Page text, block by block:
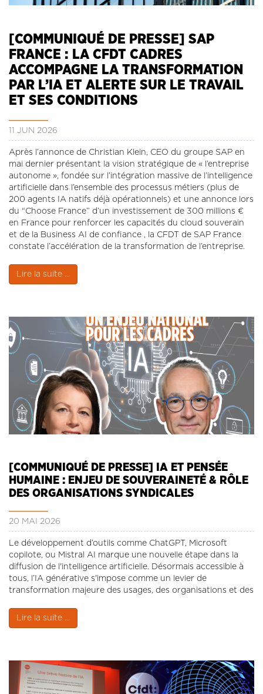
LE CREFAC
L’OBSERVATOIRE DES CADRES
[COMMUNIQUÉ DE PRESSE] SAP
FRANCE : LA CFDT CADRES
ACCOMPAGNE LA TRANSFORMATION
PAR L’IA ET ALERTE SUR LE TRAVAIL
ET SES CONDITIONS
11 JUN 2026
Après l’annonce de Christian Klein, CEO du groupe SAP en
mai dernier présentant la vision stratégique de « l’entreprise
autonome », fondée sur l’intégration massive de l’intelligence
artificielle dans l’ensemble des processus métiers (plus de
200 agents IA natifs déjà opérationnels) et une annonce lors
du “Choose France” d’un investissement de 300 millions €
en France pour renforcer les capacités du cloud souverain
et de la Business AI de confiance , la CFDT de SAP France
constate l’accélération de la transformation de l’entreprise.
Lire la suite ...
[COMMUNIQUÉ DE PRESSE] IA ET PENSÉE
HUMAINE : ENJEU DE SOUVERAINETÉ & RÔLE
DES ORGANISATIONS SYNDICALES
20 MAI 2026
Le développement d’outils comme ChatGPT, Microsoft
copilote, ou Mistral AI marque une nouvelle étape dans la
diffusion de l'intelligence artificielle. Désormais accessible à
tous, l’IA générative s'impose comme un levier de
transformation majeure des usages, des organisations et des
Lire la suite ...